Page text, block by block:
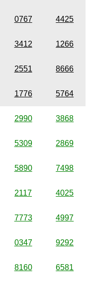
0767 4425
3412 1266
2551 8666
1776 5764
2990 3868
5309 2869
5890 7498
2117 4025
7773 4997
0347 9292
8160 6581